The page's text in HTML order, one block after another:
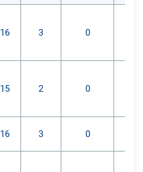
16 3 0
15 2 0
16 3 0